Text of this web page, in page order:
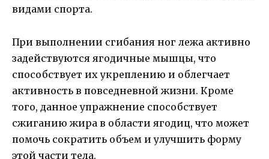
видами спорта.
При выполнении сгибания ног лежа активно
задействуются ягодичные мышцы, что
способствует их укреплению и облегчает
активность в повседневной жизни. Кроме
того, данное упражнение способствует
сжиганию жира в области ягодиц, что может
помочь сократить объем и улучшить форму
этой части тела.